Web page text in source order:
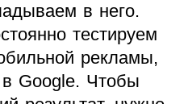
в него.
тестируем
рекламы,
Google. Чтобы